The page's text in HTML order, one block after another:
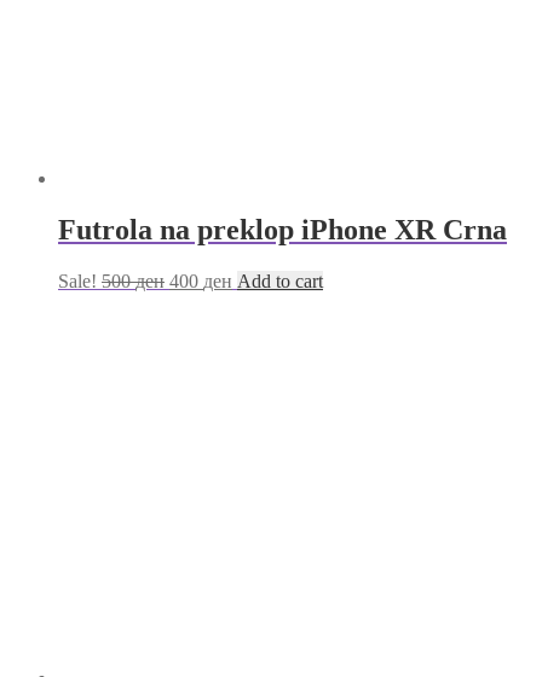
Futrola na preklop iPhone XR Crna
Sale! 500ден 400 ден Add to cart